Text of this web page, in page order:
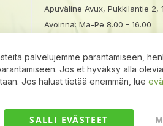
Apuväline Avux, Pukkilantie 2,
Avoinna: Ma-Pe 8.00 - 16.00
Sähköposti:
palvelujemme parantamiseen,
Jos et hyväksy alla
Jos haluat tietää enemmän, lue
SALLI EVÄSTEET